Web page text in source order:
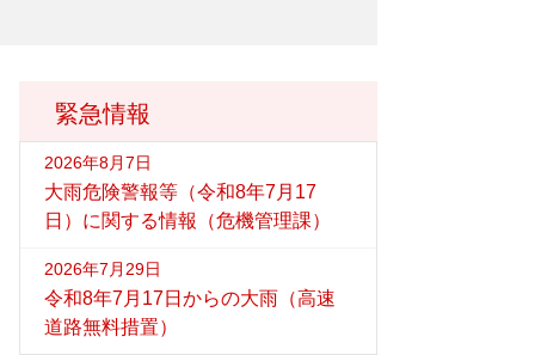
緊急情報
2026年8月7日
大雨危険警報等（令和8年7月17
日）に関する情報（危機管理課）
2026年7月29日
令和8年7月17日からの大雨（高速
道路無料措置）